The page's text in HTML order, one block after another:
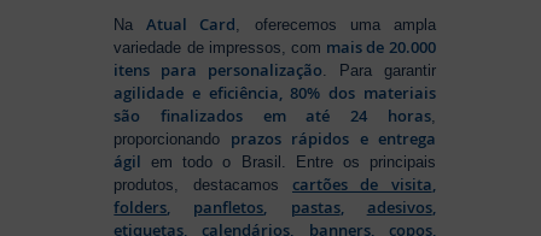
NaAtual Card , oferecemos uma ampla
variedade de impressos, com mais de 20.000
itens para personalização . Para garantir
agilidade e eficiência, 80% dos materiais
são finalizados em até 24 horas,
proporcionando prazos rápidos e entrega
ágil em todo o Brasil. Entre os principais
produtos, destacamos cartões de visita,
folders, panfletos, pastas, adesivos,
etiquetas,calendários, banners, copos,